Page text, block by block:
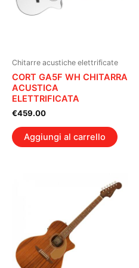
Chitarre acustiche elettrificate
CORT GA5F WH CHITARRA
ACUSTICA
ELETTRIFICATA
€459.00
Aggiungi al carrello